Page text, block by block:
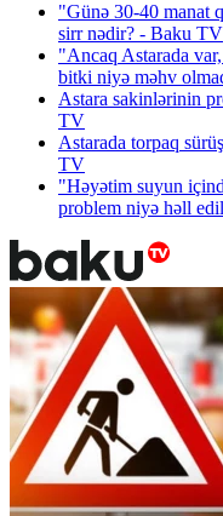
"Günə 30-40 manat
sirr nədir? - Baku TV
"Ancaq Astarada
bitki niyə məhv
Astara sakinlərinin
TV
Astarada torpaq
TV
"Həyətim suyun
problem niyə həll